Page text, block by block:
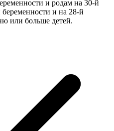
и родам на 30-й
и на 28-й
или больше детей.